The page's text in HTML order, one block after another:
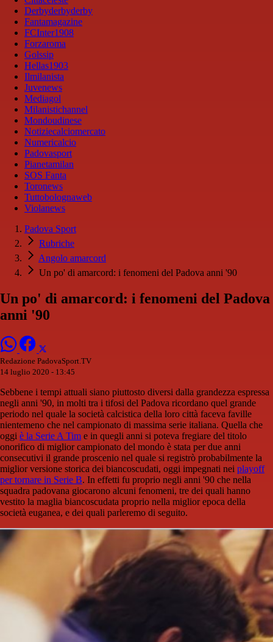
Derbyderbyderby
Fantamagazine
FCInter1908
Forzaroma
Golssip
Hellas1903
Ilmilanista
Juvenews
Mediagol
Milanistichannel
Mondoudinese
Notiziecalciomercato
Numericalcio
Padovasport
Pianetamilan
SOS Fanta
Toronews
Tuttobolognaweb
Violanews
Padova Sport
Rubriche
Angolo amarcord
Un po' di amarcord: i fenomeni del Padova anni '90
Un po' di amarcord: i fenomeni del Padova
anni '90
Redazione PadovaSport.TV
14 luglio 2020 - 13:45
Sebbene i tempi attuali siano piuttosto diversi dalla grandezza espressa
negli anni '90, in molti tra i tifosi del Padova ricordano quel grande
periodo nel quale la società calcistica della loro città faceva faville
nientemeno che nel campionato di massima serie italiana. Quella che
oggi è la Serie A Tim e in quegli anni si poteva fregiare del titolo
onorifico di miglior campionato del mondo è stata per due anni
consecutivi il grande proscenio nel quale si registrò probabilmente la
miglior versione storica dei biancoscudati, oggi impegnati nei playoff
per tornare in Serie B. In effetti fu proprio negli anni '90 che nella
squadra padovana giocarono alcuni fenomeni, tre dei quali hanno
vestito la maglia biancoscudata proprio nella miglior epoca della
società euganea, e dei quali parleremo di seguito.